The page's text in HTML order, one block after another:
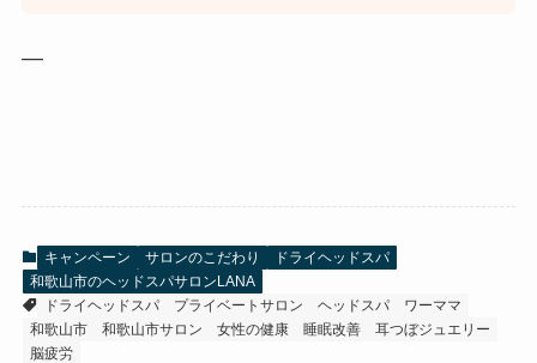
—
キャンペーン サロンのこだわり
ドライヘッドスパ
和歌山市のヘッドスパサロンLANA
ドライヘッドスパ
プライベートサロン ヘッドスパ
ワーママ
和歌山市
和歌山市サロン 女性の健康 睡眠改善
耳つぼジュエリー
脳疲労